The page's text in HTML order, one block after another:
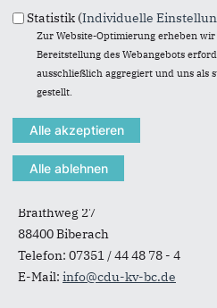
« Zurück zur Galerie
Element 20 von 25
‹ Vorherige|
Fußbereich
Anschrift
Braithweg 27
88400Biberach
Telefon: 07351 / 44 48 78 - 4
E-Mail: info@cdu-kv-bc.de
Statistik (Individuelle
Zur Website-Optimierung erheben
Bereitstellung des Webangebots
ausschließlich aggregiert und uns als
gestellt.